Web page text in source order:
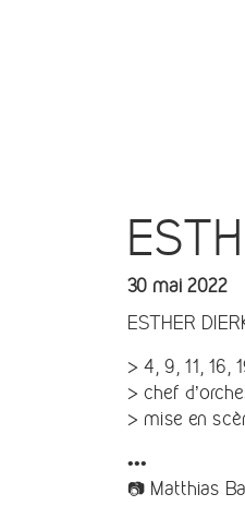
30 mai 2022
ESTHER
> 4, 9, 11, 16,
> chef
> mise en
•••
📷 Matthias